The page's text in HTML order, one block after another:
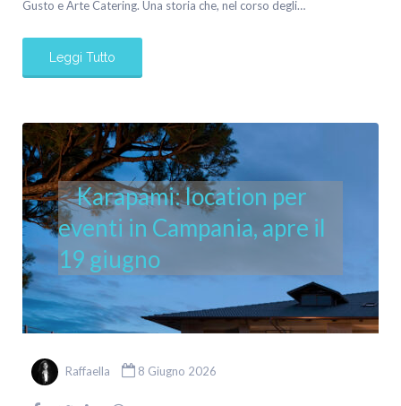
Gusto e Arte Catering. Una storia che, nel corso degli…
Leggi Tutto
Karapami: location per
eventi in Campania, apre il
19 giugno
Raffaella 8 Giugno 2026